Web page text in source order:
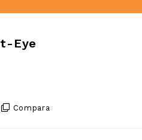
Eye
Compara